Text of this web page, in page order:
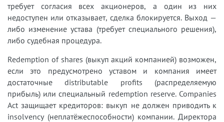
требует согласия всех акционеров, а один из них
недоступен или отказывает, сделка блокируется. Выход —
либо изменение устава (требует специального решения),
либо судебная процедура.
Redemption of shares (выкуп акций компанией) возможен,
если это предусмотрено уставом и компания имеет
достаточные distributable profits (распределяемую
прибыль) или специальный redemption reserve. Companies
Act защищает кредиторов: выкуп не должен приводить к
insolvency (неплатёжеспособности) компании. Директора